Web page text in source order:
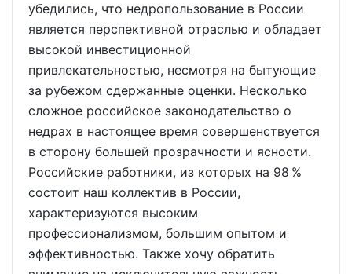
убедились, что недропользование в России
является перспективной отраслью и обладает
высокой инвестиционной
привлекательностью, несмотря на бытующие
за рубежом сдержанные оценки. Несколько
сложное российское законодательство о
недрах в настоящее время совершенствуется
в сторону большей прозрачности и ясности.
Российские работники, из которых на 98 %
состоит наш коллектив в России,
характеризуются высоким
профессионализмом, большим опытом и
эффективностью. Также хочу обратить